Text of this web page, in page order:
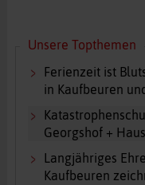
Unsere Topthemen
Ferienzeit ist
in Kaufbeuren
Georgshof +
Langjähriges
Kaufbeuren